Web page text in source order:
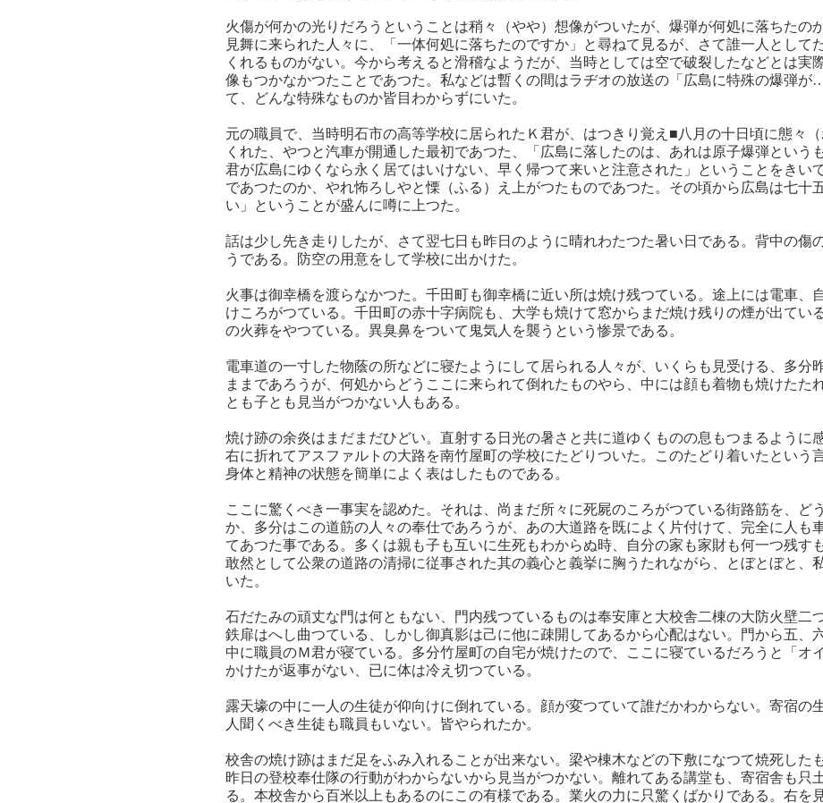
火傷が何かの光りだろうということは稍々（やや）想像がついたが、爆弾が何処に落ちたの
見舞に来られた人々に、「一体何処に落ちたのですか」と尋ねて見るが、さて誰一人として
くれるものがない。今から考えると滑稽なようだが、当時としては空で破裂したなどとは実
像もつかなかつたことであつた。私などは暫くの間はラヂオの放送の「広島に特殊の爆弾
て、どんな特殊なものか皆目わからずにいた。
元の職員で、当時明石市の高等学校に居られたＫ君が、はつきり覚え■八月の十日頃に態々
くれた、やつと汽車が開通した最初であつた、「広島に落したのは、あれは原子爆弾という
君が広島にゆくなら永く居てはいけない、早く帰つて来いと注意された」ということをきい
であつたのか、やれ怖ろしやと慄（ふる）え上がつたものであつた。その頃から広島は七十
い」ということが盛んに噂に上つた。
話は少し先き走りしたが、さて翌七日も昨日のように晴れわたつた暑い日である。背中の傷
うである。防空の用意をして学校に出かけた。
火事は御幸橋を渡らなかつた。千田町も御幸橋に近い所は焼け残つている。途上には電車、
けころがつている。千田町の赤十字病院も、大学も焼けて窓からまだ焼け残りの煙が出てい
の火葬をやつている。異臭鼻をついて鬼気人を襲うという惨景である。
電車道の一寸した物蔭の所などに寝たようにして居られる人々が、いくらも見受ける、多分
ままであろうが、何処からどうここに来られて倒れたものやら、中には顔も着物も焼けたた
とも子とも見当がつかない人もある。
焼け跡の余炎はまだまだひどい。直射する日光の暑さと共に道ゆくものの息もつまるように
右に折れてアスファルトの大路を南竹屋町の学校にたどりついた。このたどり着いたという
身体と精神の状態を簡単によく表はしたものである。
ここに驚くべき一事実を認めた。それは、尚まだ所々に死屍のころがつている街路筋を、ど
か、多分はこの道筋の人々の奉仕であろうが、あの大道路を既によく片付けて、完全に人も
てあつた事である。多くは親も子も互いに生死もわからぬ時、自分の家も家財も何一つ残す
敢然として公衆の道路の清掃に従事された其の義心と義挙に胸うたれながら、とぼとぼと、
いた。
石だたみの頑丈な門は何ともない、門内残つているものは奉安庫と大校舎二棟の大防火壁二
鉄扉はへし曲つている、しかし御真影は己に他に疎開してあるから心配はない。門から五、
中に職員のＭ君が寝ている。多分竹屋町の自宅が焼けたので、ここに寝ているだろうと「オ
かけたが返事がない、已に体は冷え切つている。
露天壕の中に一人の生徒が仰向けに倒れている。顔が変つていて誰だかわからない。寄宿の
人聞くべき生徒も職員もいない。皆やられたか。
校舎の焼け跡はまだ足をふみ入れることが出来ない。梁や棟木などの下敷になつて焼死した
昨日の登校奉仕隊の行動がわからないから見当がつかない。離れてある講堂も、寄宿舎も只
る。本校舎から百米以上もあるのにこの有様である。業火の力に只驚くばかりである。右を